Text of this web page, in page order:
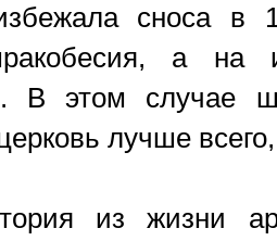
сноса в
а
В этом случае
лучше
из жизни